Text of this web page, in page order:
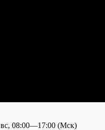
вс, 08:00—17:00 (Мск)